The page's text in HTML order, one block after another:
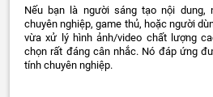
Nếu bạn là người sáng tạo nội dung,
chuyên nghiệp, game thủ, hoặc người
vừa xử lý hình ảnh/video chất lượng
chọn rất đáng cân nhắc. Nó đáp ứng
tính chuyên nghiệp.